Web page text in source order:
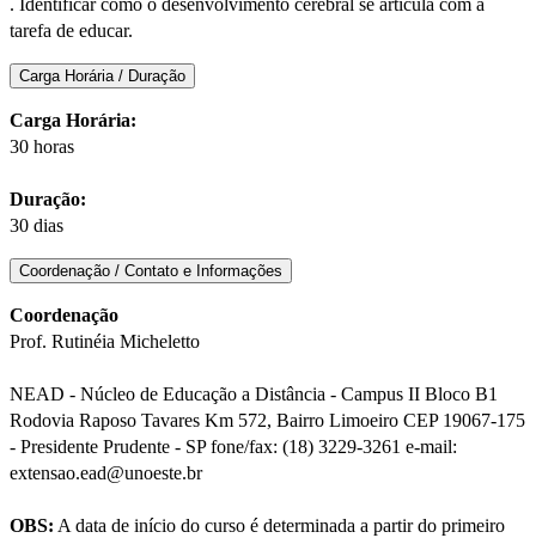
. Identificar como o desenvolvimento cerebral se articula com a
tarefa de educar.
Carga Horária / Duração
Carga Horária:
30 horas
Duração:
30 dias
Coordenação / Contato e Informações
Coordenação
Prof. Rutinéia Micheletto
NEAD - Núcleo de Educação a Distância - Campus II Bloco B1
Rodovia Raposo Tavares Km 572, Bairro Limoeiro CEP 19067-175
- Presidente Prudente - SP fone/fax: (18) 3229-3261 e-mail:
extensao.ead@unoeste.br
OBS: A data de início do curso é determinada a partir do primeiro